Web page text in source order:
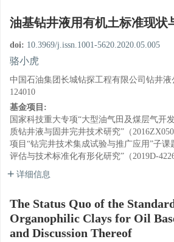
油基钻井液用有机土标准现状
doi: 10.3969/j.issn.1001-5620.2020.05.005
骆小虎
中国石油集团长城钻探工程有限公司钻井
124010
基金项目:
国家科技重大专项“大型油气田及煤层气开
质钻井液与固井完井技术研究”（
项目“钻完井技术集成试验与推广应用”子课
评估与技术标准化有形化研究”（2019D-4226
详细信息
The Status Quo of the
Organophilic Clays for Oil
and Discussion Thereof